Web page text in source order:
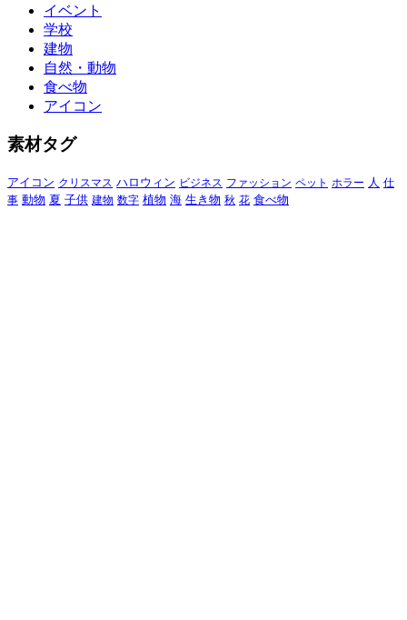
イベント
学校
建物
自然・動物
食べ物
アイコン
素材タグ
アイコン クリスマス ハロウィン ビジネス ファッション ペット ホラー 人 仕
事 動物 夏 子供 建物 数字 植物 海 生き物 秋 花 食べ物